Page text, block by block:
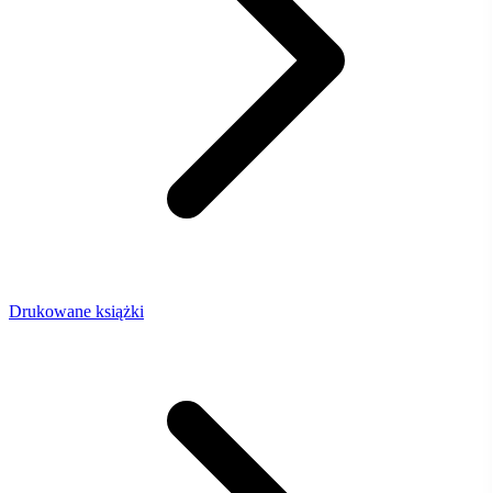
Drukowane książki